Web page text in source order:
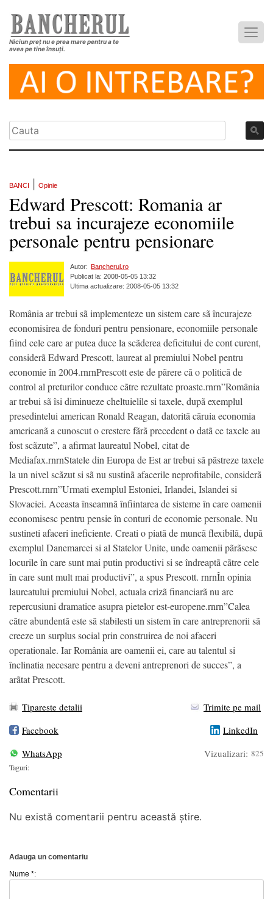
Niciun preț nu e prea mare pentru a te
avea pe tine însuți.
BANCI Opinie
Edward Prescott: Romania ar
trebui sa incurajeze economiile
personale pentru pensionare
Autor: Bancherul.ro
Publicat la: 2008-05-05 13:32
Ultima actualizare: 2008-05-05 13:32
România ar trebui sã implementeze un sistem care sã încurajeze
economisirea de fonduri pentru pensionare, economiile personale
fiind cele care ar putea duce la scãderea deficitului de cont curent,
considerã Edward Prescott, laureat al premiului Nobel pentru
economie în 2004.rnrnPrescott este de pãrere cã o politicã de
control al preturilor conduce cãtre rezultate proaste.rnrn”România
ar trebui sã îsi diminueze cheltuielile si taxele, dupã exemplul
presedintelui american Ronald Reagan, datoritã cãruia economia
americanã a cunoscut o crestere fãrã precedent o datã ce taxele au
fost scãzute”, a afirmat laureatul Nobel, citat de
Mediafax.rnrnStatele din Europa de Est ar trebui sã pãstreze taxele
la un nivel scãzut si sã nu sustinã afacerile neprofitabile, considerã
Prescott.rnrn”Urmati exemplul Estoniei, Irlandei, Islandei si
Slovaciei. Aceasta înseamnã înfiintarea de sisteme în care oamenii
economisesc pentru pensie în conturi de economie personale. Nu
sustineti afaceri ineficiente. Creati o piatã de muncã flexibilã, dupã
exemplul Danemarcei si al Statelor Unite, unde oamenii pãrãsesc
locurile în care sunt mai putin productivi si se îndreaptã cãtre cele
în care sunt mult mai productivi”, a spus Prescott. rnrnÎn opinia
laureatului premiului Nobel, actuala crizã financiarã nu are
repercusiuni dramatice asupra pietelor est-europene.rnrn”Calea
cãtre abundentã este sã stabilesti un sistem în care antreprenorii sã
creeze un surplus social prin construirea de noi afaceri
operationale. Iar România are oamenii ei, care au talentul si
înclinatia necesare pentru a deveni antreprenori de succes”, a
arãtat Prescott.
Tipareste detalii
Trimite pe mail
Facebook
LinkedIn
WhatsApp
Vizualizari: 825
Taguri:
Comentarii
Nu există comentarii pentru această știre.
Adauga un comentariu
Nume *: